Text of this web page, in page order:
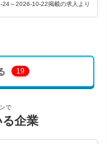
24～2026-10-22掲載の求人より
19
で
企業